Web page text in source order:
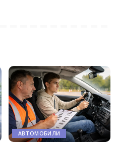
АВТОМОБИЛИ